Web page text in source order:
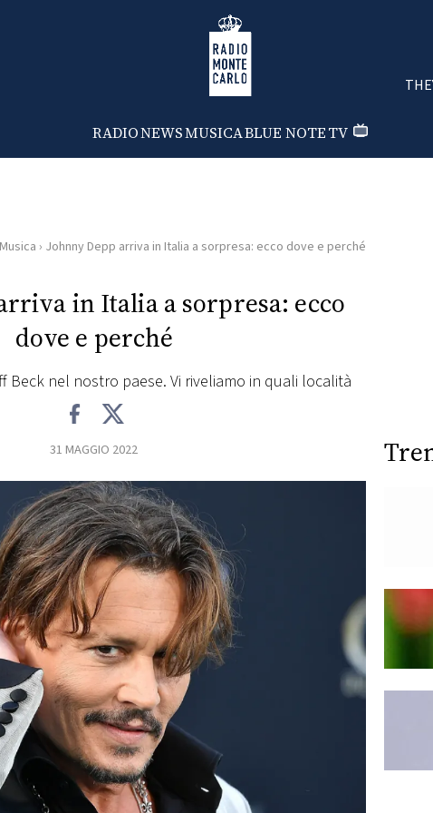
Radio Monte Carlo
RADIONEWSMUSICABLUE NOTETV
Musica › Johnny Depp arriva in Italia a sorpresa: ecco dove e perché
in Italia a sorpresa: ecco
dove e perché
Beck nel nostro paese. Vi riveliamo in quali località
31 MAGGIO 2022